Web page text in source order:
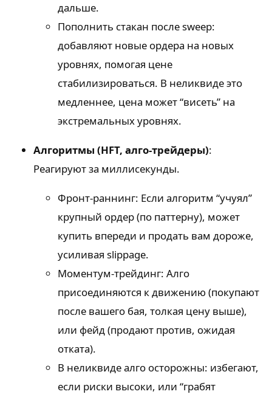
дальше.
Пополнить стакан после sweep:
добавляют новые ордера на новых
уровнях, помогая цене
стабилизироваться. В неликвиде это
медленнее, цена может “висеть” на
экстремальных уровнях.
Алгоритмы (HFT, алго-трейдеры):
Реагируют за миллисекунды.
Фронт-раннинг: Если алгоритм “учуял”
крупный ордер (по паттерну), может
купить впереди и продать вам дороже,
усиливая slippage.
Моментум-трейдинг: Алго
присоединяются к движению (покупают
после вашего бая, толкая цену выше),
или фейд (продают против, ожидая
отката).
В неликвиде алго осторожны: избегают,
если риски высоки, или “грабят